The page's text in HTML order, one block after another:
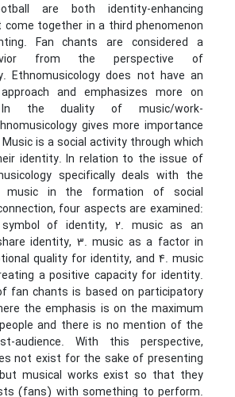
are both identity-enhancing
together in a third phenomenon
Fan chants are considered a
from the perspective of
Ethnomusicology does not have an
and emphasizes more on
In the duality of music/work-
gives more importance
is a social activity through which
identity. In relation to the issue of
specifically deals with the
music in the formation of social
four aspects are examined:
of identity, 2. music as an
identity, 3. music as a factor in
quality for identity, and 4. music
a positive capacity for identity.
fan chants is based on participatory
the emphasis is on the maximum
and there is no mention of the
audience. With this perspective,
not exist for the sake of presenting
musical works exist so that they
(fans) with something to perform.